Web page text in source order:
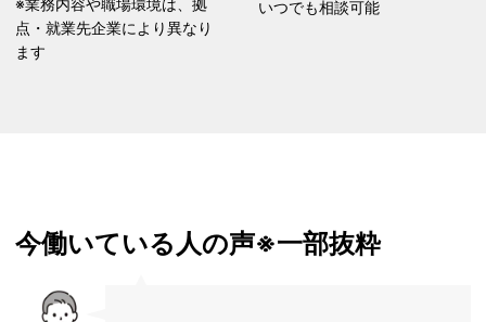
※業務内容や職場環境は、拠
点・就業先企業により異なり
ます
いつでも相談可能
今働いている人の声※一部抜粋